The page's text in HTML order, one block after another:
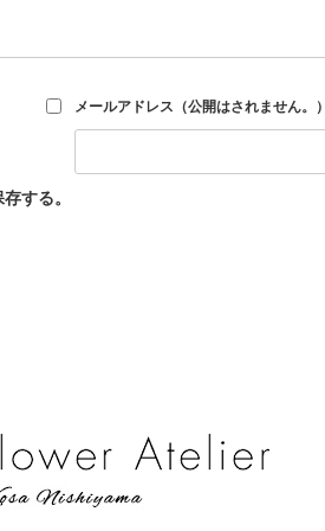
メールアドレス（公開はされません。
する。